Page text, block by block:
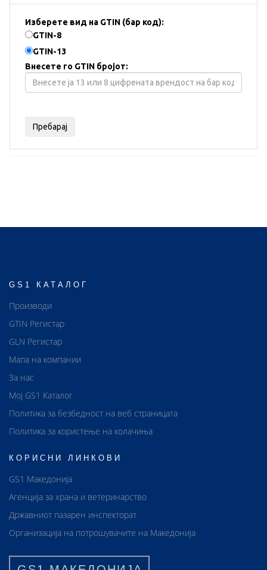
Изберете вид на GTIN (бар код):
GTIN-8
GTIN-13
Внесете го GTIN бројот:
GS1 КАТАЛОГ
Производи
GTIN Регистар
GLN Регистар
Мапа на компании
За нас
Мој GS1 Каталог
Политика за безбедност на веб страницата
Политика за користење на колачиња
КОРИСНИ ЛИНКОВИ
GS1 Македонија
Агенција за храна и ветеринарство
Државниот пазарен инспекторат
Организација на потрошувачите на Македонија